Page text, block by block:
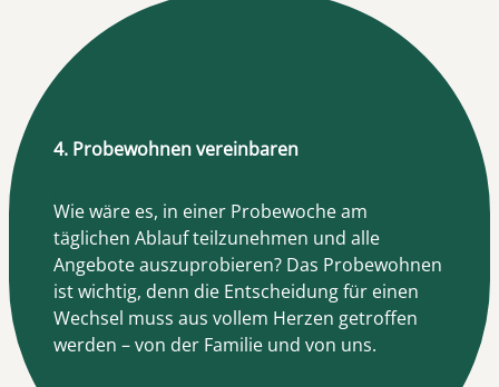
4. Probewohnen vereinbaren
Wie wäre es, in einer Probewoche am
täglichen Ablauf teilzunehmen und alle
Angebote auszuprobieren? Das Probewohnen
ist wichtig, denn die Entscheidung für einen
Wechsel muss aus vollem Herzen getroffen
werden – von der Familie und von uns.